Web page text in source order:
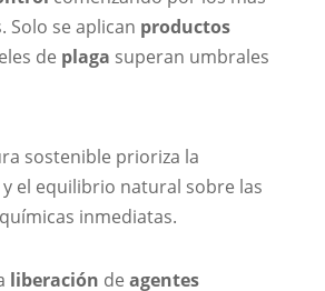
Solo se aplican productos
de plaga superan umbrales
sostenible prioriza la
el equilibrio natural sobre las
inmediatas.
liberación de agentes